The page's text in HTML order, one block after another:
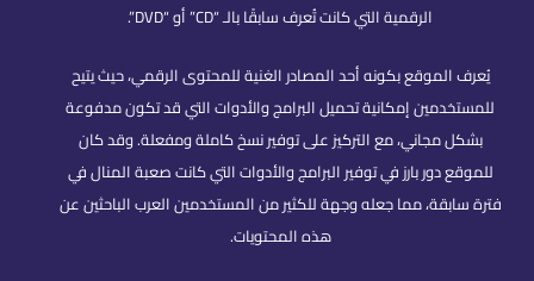
الرقمية التي كانت تُعرف سابقًا بالـ “CD” أو “DVD”.
يُعرف الموقع بكونه أحد المصادر الغنية للمحتوى الرقمي، حيث يتيح
للمستخدمين إمكانية تحميل البرامج والأدوات التي قد تكون مدفوعة
بشكل مجاني، مع التركيز على توفير نسخ كاملة ومفعلة. وقد كان
للموقع دور بارز في توفير البرامج والأدوات التي كانت صعبة المنال في
فترة سابقة، مما جعله وجهة للكثير من المستخدمين العرب الباحثين عن
هذه المحتويات.